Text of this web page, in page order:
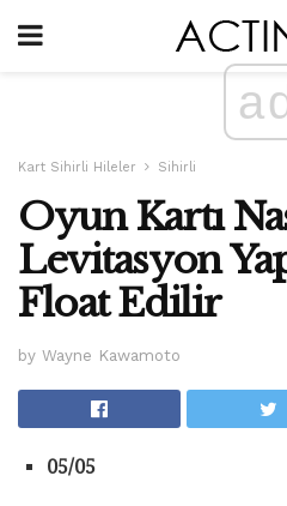
Kart Sihirli Hileler Sihirli
Oyun Kartı
Levitasyon
Float Edilir
by Wayne Kawamoto
05/05